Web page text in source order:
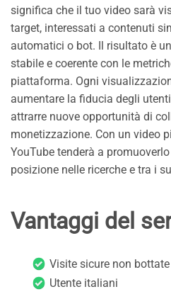
significa che il tuo video sarà
target, interessati a contenuti
automatici o bot. Il risultato è
stabile e coerente con le
piattaforma. Ogni
aumentare la fiducia degli
attrarre nuove opportunità di
monetizzazione. Con un video
YouTube tenderà a
posizione nelle ricerche e tra i
Vantaggi del
Visite sicure non bottate
Utente italiani